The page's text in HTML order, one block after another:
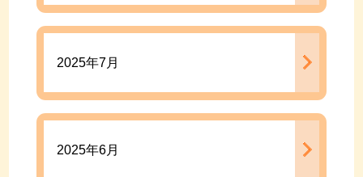
2025年7月
2025年6月